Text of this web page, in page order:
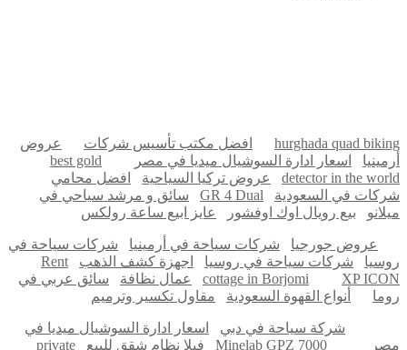
hurghada quad biking افضل مكتب تأسيس شركات
عروض
أرمينيا
اسعار ادارة السوشيال ميديا في مصر
best gold
detector in the world
عروض تركيا السياحية
افضل محامي
شركات في السعودية
GR 4 Dual
سائق و مرشد سياحي في
ميلانو
بيع رويال اوك اوفشور عايز ابيع ساعة رولكس
عروض جورجيا شركات سياحة في أرمينيا
شركات سياحة في
روسيا
شركات سياحة في روسيا اجهزة كشف الذهب
Rent
cottage in Borjomi
XP ICON عمال نظافة
سائق عربي في
روما
أنواع القهوة السعودية مقاول تكسير وترميم
شركة سياحة في دبي
اسعار ادارة السوشيال ميديا في
مصر
Minelab GPZ 7000 فيلا نظام شقق للبيع private